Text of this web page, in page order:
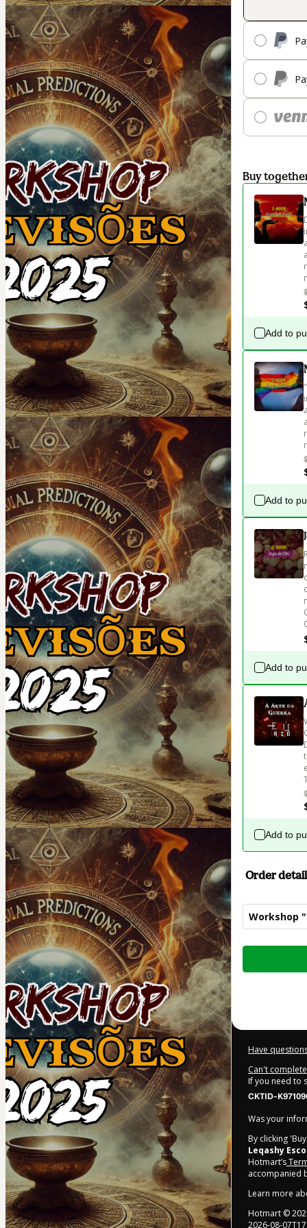
Buy
Add to
Add to
Add to
Add to
Order
Workshop
Total
Have
Can't
If you need to
CKTID-
Was your
By clicking
Leqashy
Hotmart’s
accompanied
Learn more
Hotmart ©
2026-08-